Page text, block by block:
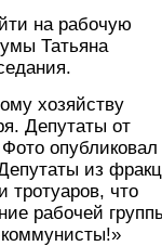
на рабочую
Татьяна
хозяйству
Депутаты от
опубликовал
из
тротуаров, что
рабочей